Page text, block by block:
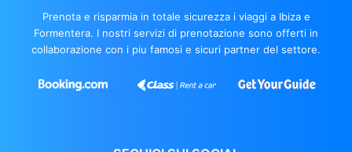
Prenota e risparmia in totale sicurezza i viaggi a Ibiza e
Formentera. I nostri servizi di prenotazione sono offerti in
collaborazione con i piu famosi e sicuri partner del settore.